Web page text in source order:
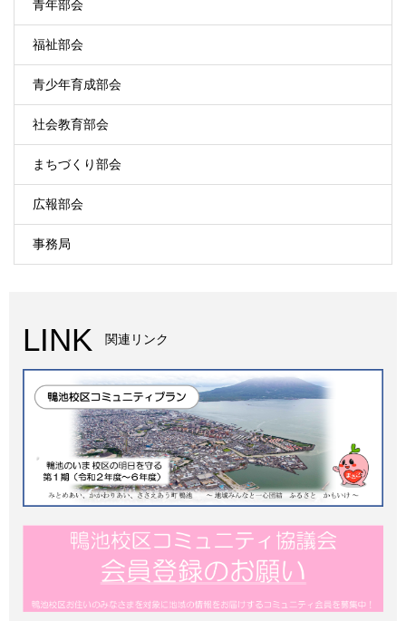
青年部会
福祉部会
青少年育成部会
社会教育部会
まちづくり部会
広報部会
事務局
LINK 関連リンク